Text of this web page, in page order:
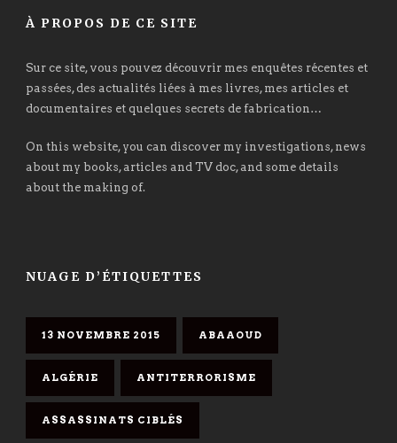
À PROPOS DE CE SITE
Sur ce site, vous pouvez découvrir mes enquêtes récentes et
passées, des actualités liées à mes livres, mes articles et
documentaires et quelques secrets de fabrication…
On this website, you can discover my investigations, news
about my books, articles and TV doc, and some details
about the making of.
NUAGE D’ÉTIQUETTES
13 NOVEMBRE 2015 ABAAOUD
ALGÉRIE ANTITERRORISME
ASSASSINATS CIBLÉS